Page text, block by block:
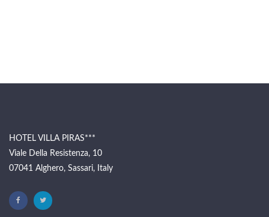
HOTEL VILLA PIRAS***
Viale Della Resistenza, 10
07041 Alghero, Sassari, Italy